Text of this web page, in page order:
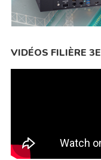
VIDÉOS FILIÈRE 3E